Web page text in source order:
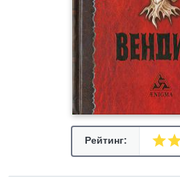
Рейтинг: